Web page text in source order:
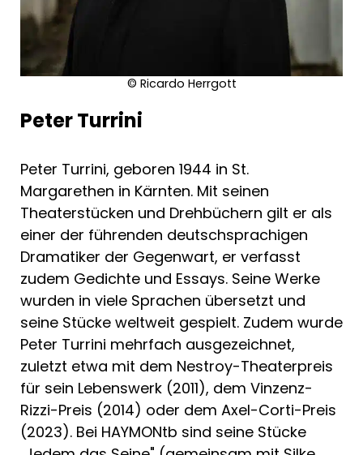
• subtile Auseinandersetzung mit der
Flüchtlingsthematik
• Uraufführung am 25. Jänner 2018 am
Theater in der Josefstadt in Wien
"Turrini versteht es, Dinge auf den Punkt zu
zuzulassen …"
Frankfurter Allgemeine Zeitung
© Ricardo Herrgott
Peter Turrini
Peter Turrini, geboren 1944 in St.
Margarethen in Kärnten. Mit seinen
Theaterstücken und Drehbüchern gilt er als
einer der führenden deutschsprachigen
Dramatiker der Gegenwart, er verfasst
zudem Gedichte und Essays. Seine Werke
wurden in viele Sprachen übersetzt und
seine Stücke weltweit gespielt. Zudem wurde
Peter Turrini mehrfach ausgezeichnet,
zuletzt etwa mit dem Nestroy-Theaterpreis
für sein Lebenswerk (2011), dem Vinzenz-
Rizzi-Preis (2014) oder dem Axel-Corti-Preis
(2023). Bei HAYMONtb sind seine Stücke